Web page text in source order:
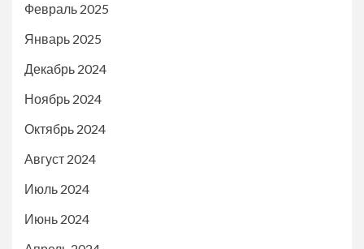
Февраль 2025
Январь 2025
Декабрь 2024
Ноябрь 2024
Октябрь 2024
Август 2024
Июль 2024
Июнь 2024